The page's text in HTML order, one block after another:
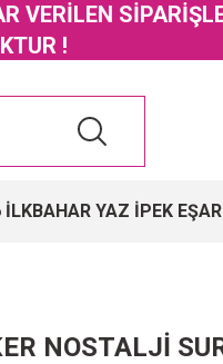
VERİLEN
!
İLKBAHAR YAZ İPEK
NOSTALJİ